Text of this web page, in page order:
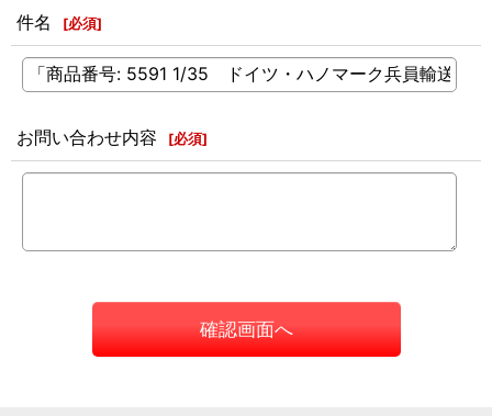
件名 [必須]
お問い合わせ内容 [必須]
確認画面へ